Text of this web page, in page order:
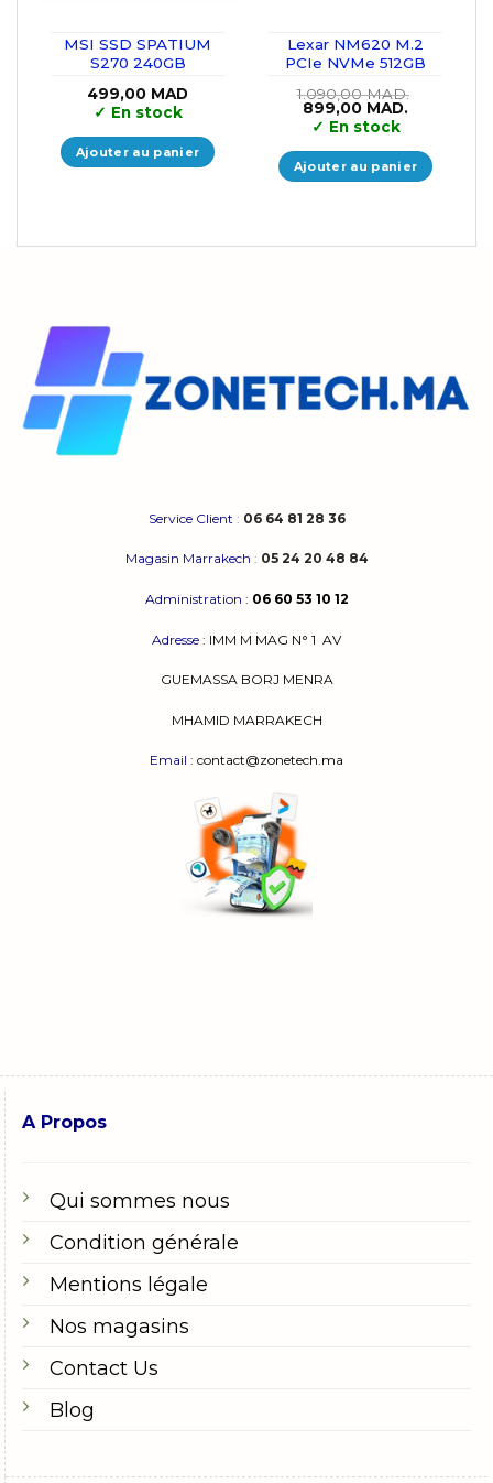
MSI SSD SPATIUM
S270 240GB
499,00 MAD
✓ En stock
Ajouter au panier
Lexar NM620 M.2
PCIe NVMe 512GB
1.090,00MAD.
Le
prix
initial
était :
1.090,00 MAD..
899,00 MAD.
est :
899,00
✓ En stock
Ajouter au panier
Service Client : 06 64 81 28 36
Magasin Marrakech : 05 24 20 48 84
Administration : 06 60 53 10 12
Adresse : IMM M MAG N° 1 AV
GUEMASSA BORJ MENRA
MHAMID MARRAKECH
Email : contact@zonetech.ma
A Propos
Qui sommes nous
Condition générale
Mentions légale
Nos magasins
Contact Us
Blog